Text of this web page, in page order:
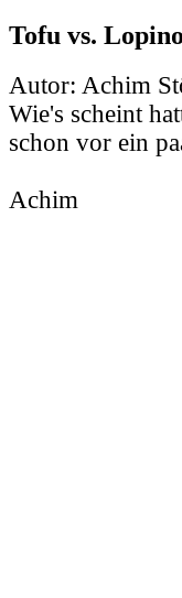
Tofu vs.
Autor: Achim
Wie's scheint
schon vor ein
Achim